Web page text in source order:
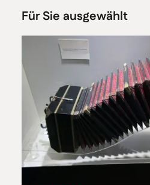
Aufnahme von Bachs
so großer Klarheit und
mit dem Orquestra
annehmen könnte, hier
Experte.
Dass er auch ein großer
inzwischen nicht mehr unter
hat er für seine nächste
schwierigsten Klavierwerke
Konzert von Sergej
verheißungsvolle
mit seinen Fans geteilt.
ähnlich wie am Klavier muss
Für Sie ausgewählt